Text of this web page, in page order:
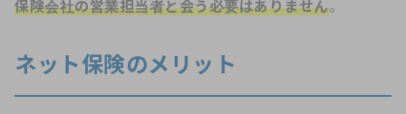
保険会社の営業担当者と会う必要はありません。
ネット保険のメリット